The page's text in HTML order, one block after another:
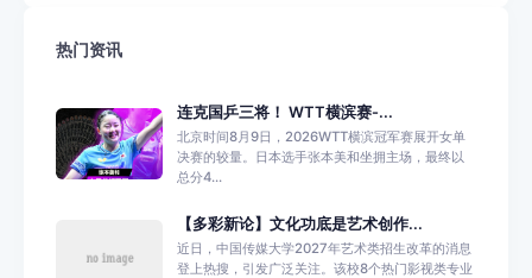
热门资讯
连克国乒三将！ WTT横滨赛-...
北京时间8月9日，2026WTT横滨冠军赛展开女单
决赛的较量。日本选手张本美和坐拥主场，最终以
总分4...
【多彩新论】文化功底是艺术创作...
近日，中国传媒大学2027年艺术类招生改革的消息
登上热搜，引发广泛关注。该校8个热门影视类专业